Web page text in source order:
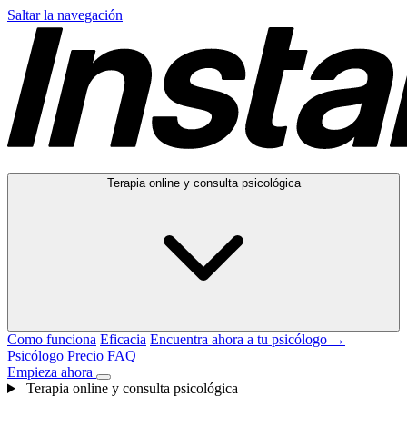
Saltar la navegación
Terapia online y consulta psicológica
Como funciona Eficacia Encuentra ahora a tu psicólogo →
Psicólogo Precio FAQ
Empieza ahora
Terapia online y consulta psicológica